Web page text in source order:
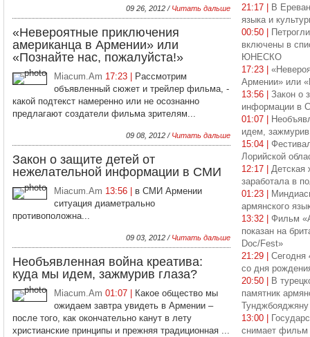
09 26, 2012 / Читать дальше
«Невероятные приключения
американца в Армении» или
«Познайте нас, пожалуйста!»
Miacum.Am 17:23 |
Рассмотрим
объявленный сюжет и трейлер фильма, -
какой подтекст намеренно или не осознанно
предлагают создатели фильма зрителям...
09 08, 2012 / Читать дальше
Закон о защите детей от
нежелательной информации в СМИ
Miacum.Am 13:56 | в СМИ Армении
ситуация диаметрально
противоположна...
09 03, 2012 / Читать дальше
Необъявленная война креатива:
куда мы идем, зажмурив глаза?
Miacum.Am 01:07 |
Какое общество мы
ожидаем завтра увидеть в Армении –
после того, как окончательно канут в лету
христианские принципы и прежняя традиционная ...
21:17 |
В
языка и
00:50 |
включены в
ЮНЕСКО
17:23 |
Армении» или
13:56 | Закон о
информации в
01:07 |
идем, зажмурив
15:04 |
Лорийской
12:17 | Детская
заработала в
01:23 |
армянского
13:32 | Фильм
показан на
Doc/Fest»
21:29 | Сегодня
со дня
20:50 |
В
памятник
Тунджбояджяну
13:00 |
снимает фильм